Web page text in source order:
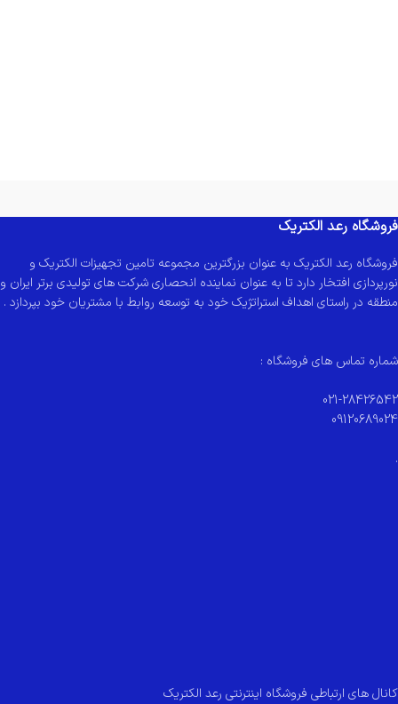
فروشگاه رعد الکتریک
فروشگاه رعد الکتریک به عنوان بزرگترین مجموعه تامین تجهیزات الکتریک و
نورپردازی افتخار دارد تا به عنوان نماینده انحصاری شرکت های تولیدی برتر ایران و
منطقه در راستای اهداف استراتژیک خود به توسعه روابط با مشتریان خود بپردازد .
شماره تماس های فروشگاه :
021-28426542
09120689024
.
کانال های ارتباطی فروشگاه اینترنتی رعد الکتریک